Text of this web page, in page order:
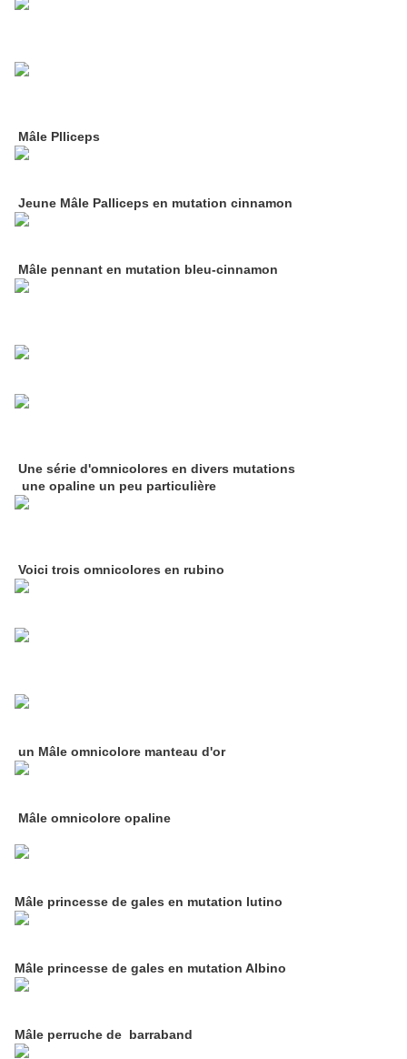
Mâle Plliceps
Jeune Mâle Palliceps en mutation cinnamon
Mâle pennant en mutation bleu-cinnamon
Une série d'omnicolores en divers mutations
une opaline un peu particulière
Voici trois omnicolores en rubino
un Mâle omnicolore manteau d'or
Mâle omnicolore opaline
Mâle princesse de gales en mutation lutino
Mâle princesse de gales en mutation Albino
Mâle perruche de barraband